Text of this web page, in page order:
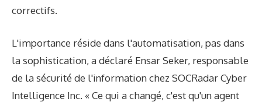
correctifs.
L'importance réside dans l'automatisation, pas dans
la sophistication, a déclaré Ensar Seker, responsable
de la sécurité de l'information chez SOCRadar Cyber ​​
Intelligence Inc. « Ce qui a changé, c'est qu'un agent